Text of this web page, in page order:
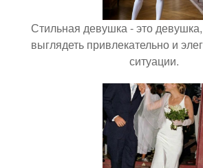
Стильная девушка - это
выглядеть привлекательно и
ситуации.